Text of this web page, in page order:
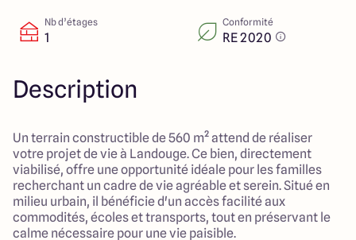
Nb d’étages
1
Conformité
RE 2020
Description
Un terrain constructible de 560 m² attend de réaliser
votre projet de vie à Landouge. Ce bien, directement
viabilisé, offre une opportunité idéale pour les familles
recherchant un cadre de vie agréable et serein. Situé en
milieu urbain, il bénéficie d'un accès facilité aux
commodités, écoles et transports, tout en préservant le
calme nécessaire pour une vie paisible.